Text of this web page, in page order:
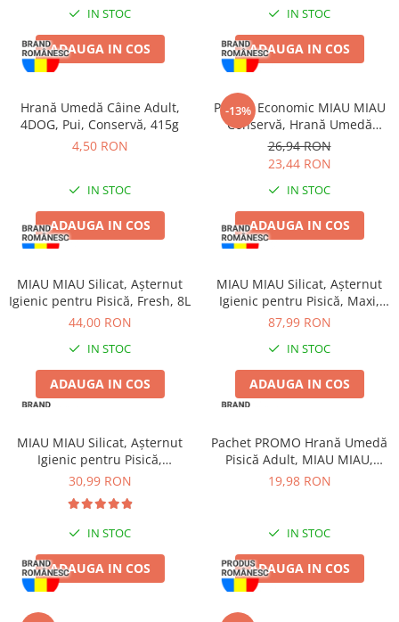
Cuști și Genți
Zgărzi, Lese & Hamuri
Jucării Câini
Pisici
Hrană Uscată Pisică
Pisică Adult
Pisică Senior
Hrană Umedă Pisică
Pisică Adult
Pisică Senior
Diete Veterinare Pisică
Umedă
Recompense Pisici
Pernuțe
Semi-umede
Așternut Igienic Pisici
Igienă Pisici
IN STOC
ADAUGA IN COS
IN STOC
ADAUGA IN COS
Hrană Umedă Câine Adult,
4DOG, Pui, Conservă, 415g
4,50 RON
IN STOC
ADAUGA IN COS
-13%
Pachet Economic MIAU MIAU
Conservă, Hrană Umedă
Pisică Adult, Pui, 6x415g
26,94 RON
23,44 RON
IN STOC
ADAUGA IN COS
MIAU MIAU Silicat, Așternut
Igienic pentru Pisică, Fresh, 8L
44,00 RON
IN STOC
ADAUGA IN COS
MIAU MIAU Silicat, Așternut
Igienic pentru Pisică, Maxi,
15L
87,99 RON
IN STOC
ADAUGA IN COS
MIAU MIAU Silicat, Așternut
Igienic pentru Pisică,
Clumping, 5L
30,99 RON
IN STOC
ADAUGA IN COS
Pachet PROMO Hrană Umedă
Pisică Adult, MIAU MIAU,
Somon în sos, 12x100g
19,98 RON
IN STOC
ADAUGA IN COS